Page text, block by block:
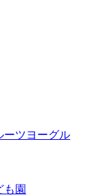
ツヨーグル
も園